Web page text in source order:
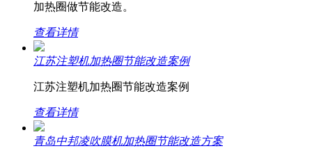
加热圈做节能改造。
查看详情
江苏注塑机加热圈节能改造案例
江苏注塑机加热圈节能改造案例
查看详情
青岛中邦凌吹膜机加热圈节能改造方案